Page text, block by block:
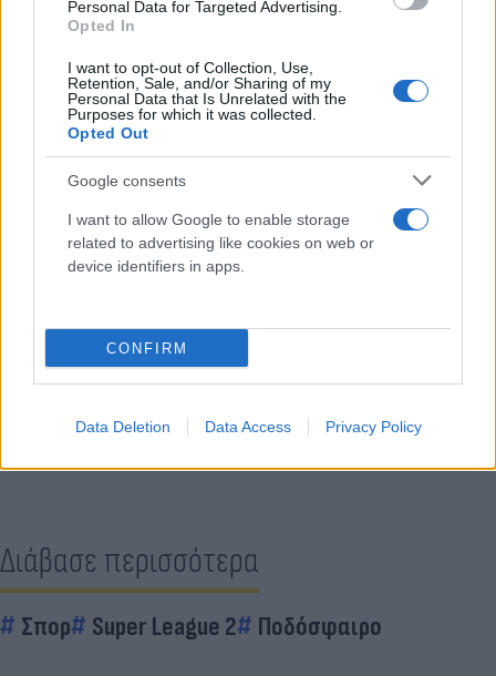
Personal Data for Targeted Advertising.
Opted In
I want to opt-out of Collection, Use,
Retention, Sale, and/or Sharing of my
Personal Data that Is Unrelated with the
Purposes for which it was collected.
Opted Out
Google consents
I want to allow Google to enable storage
related to advertising like cookies on web or
device identifiers in apps.
CONFIRM
Data Deletion Data Access Privacy Policy
Κάνε κλικ και δες περισσότερο
Flash.grστην αναζήτηση της
Διάβασε περισσότερα
Σπορ Super League 2 Ποδόσφαιρο